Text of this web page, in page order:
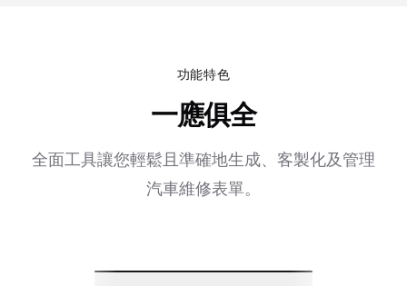
功能特色
一應俱全
全面工具讓您輕鬆且準確地生成、客製化及管理
汽車維修表單。